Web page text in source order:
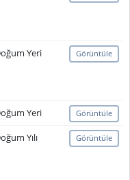
Yeri Görüntüle
Yeri Görüntüle
Yılı Görüntüle